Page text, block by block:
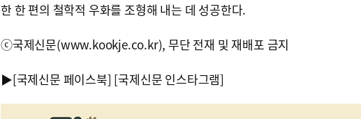
한 한 편의 철학적 우화를 조형해 내는 데 성공한다.
ⓒ국제신문(www.kookje.co.kr), 무단 전재 및 재배포 금지
▶[국제신문 페이스북] [국제신문 인스타그램]